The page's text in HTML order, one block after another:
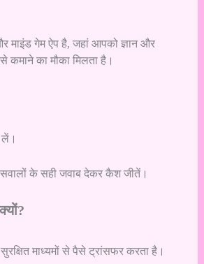
माइंड गेम ऐप है, जहां आपको ज्ञान और
कमाने का मौका मिलता है।
लें।
सवालों के सही जवाब देकर कैश जीतें।
माध्यमों से पैसे ट्रांसफर करता है।